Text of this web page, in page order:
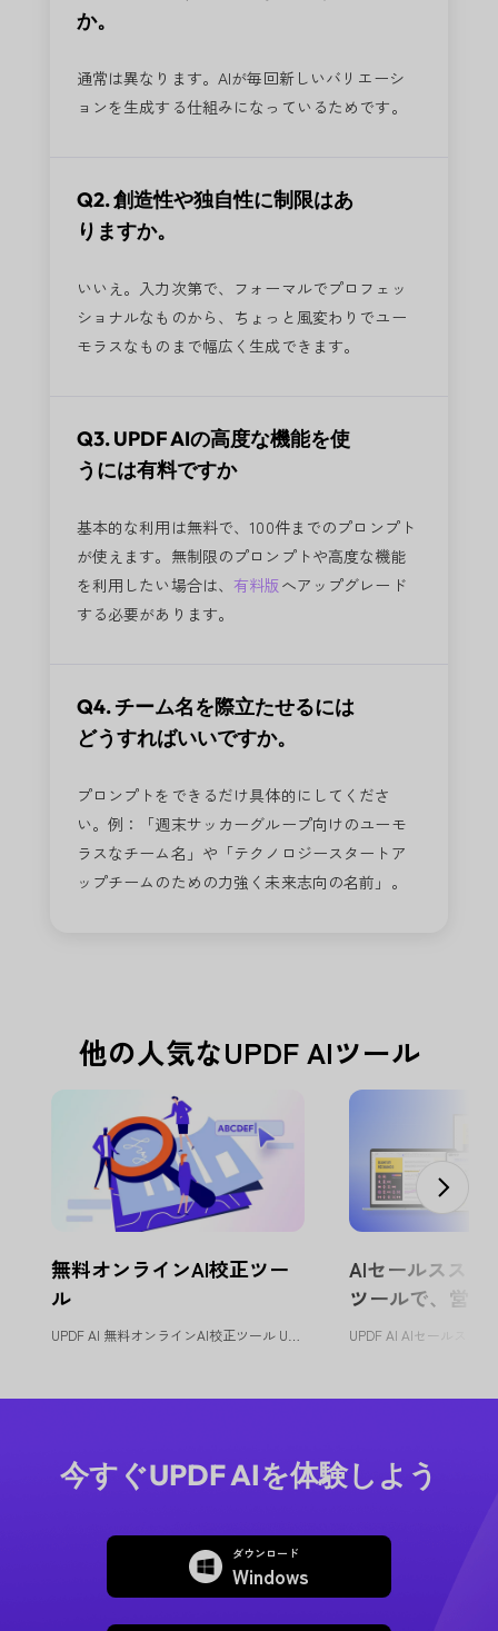
か。
通常は異なります。AIが毎回新しいバリエーシ
ョンを生成する仕組みになっているためです。
Q2. 創造性や独自性に制限はあ
りますか。
いいえ。入力次第で、フォーマルでプロフェッ
ショナルなものから、ちょっと風変わりでユー
モラスなものまで幅広く生成できます。
Q3. UPDF AIの高度な機能を使
うには有料ですか
基本的な利用は無料で、100件までのプロンプト
が使えます。無制限のプロンプトや高度な機能
を利用したい場合は、有料版へアップグレード
する必要があります。
Q4. チーム名を際立たせるには
どうすればいいですか。
プロンプトをできるだけ具体的にしてくださ
い。例：「週末サッカーグループ向けのユーモ
ラスなチーム名」や「テクノロジースタートア
ップチームのための力強く未来志向の名前」。
他の人気なUPDF AIツール
無料オンラインAI校正ツー
ル
AIセールススク
ツールで、営業
化
今すぐUPDF AIを体験しよう
ダウンロード
Windows